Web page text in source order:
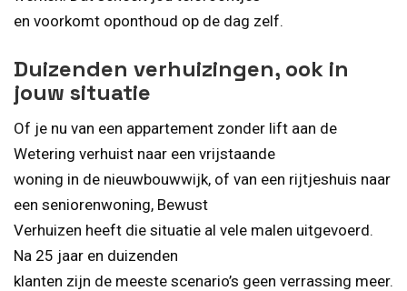
en voorkomt oponthoud op de dag zelf.
Duizenden verhuizingen, ook in
jouw situatie
Of je nu van een appartement zonder lift aan de
Wetering verhuist naar een vrijstaande
woning in de nieuwbouwwijk, of van een rijtjeshuis naar
een seniorenwoning, Bewust
Verhuizen heeft die situatie al vele malen uitgevoerd.
Na 25 jaar en duizenden
klanten zijn de meeste scenario’s geen verrassing meer.